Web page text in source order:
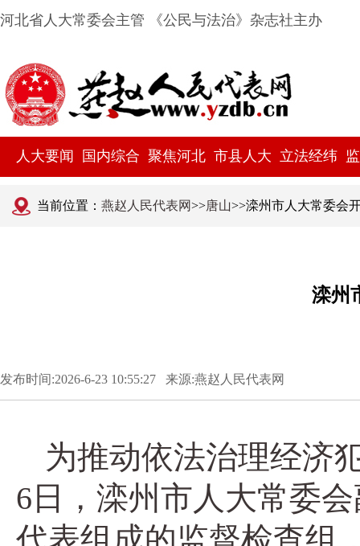
河北省人大常委会主管 《公民与法治》杂志社主办
人大要闻 国内综合 聚焦河北 市县人大 立法经纬
当前位置： 燕赵人民代表网>>唐山>>滦州市人大常委会
滦州
发布时间:2026-6-23 10:55:27 来源:燕赵人民代表网
为推动依法治理经济
6日，滦州市人大常委